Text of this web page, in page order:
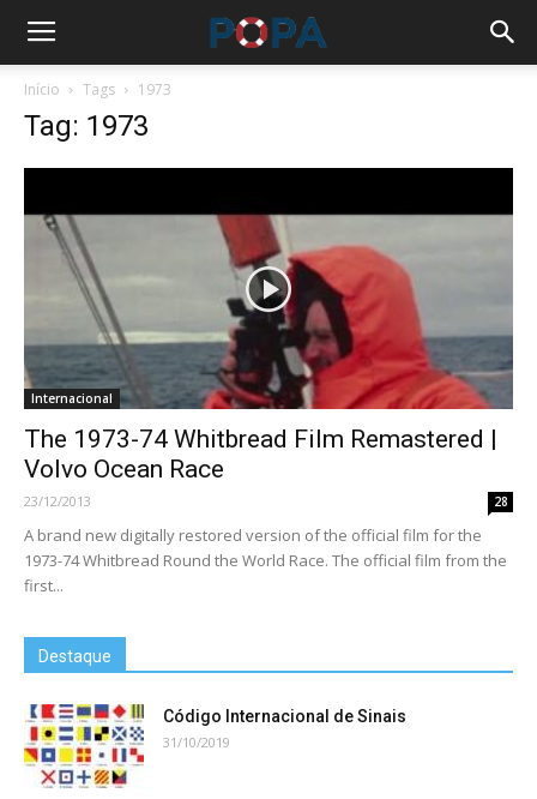
Início Tags 1973
Tag: 1973
Internacional
The 1973-74 Whitbread Film Remastered |
Volvo Ocean Race
23/12/2013 28
A brand new digitally restored version of the official film for the
1973-74 Whitbread Round the World Race. The official film from the
first...
Destaque
Código Internacional de Sinais
31/10/2019